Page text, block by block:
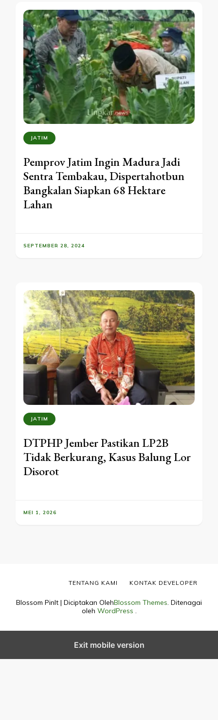
JATIM
Pemprov Jatim Ingin Madura Jadi
Sentra Tembakau, Dispertahotbun
Bangkalan Siapkan 68 Hektare
Lahan
SEPTEMBER 28, 2024
JATIM
DTPHP Jember Pastikan LP2B
Tidak Berkurang, Kasus Balung Lor
Disorot
MEI 1, 2026
Blossom PinIt | Diciptakan OlehBlossom Themes. Ditenagai
oleh WordPress .
TENTANG KAMI KONTAK DEVELOPER
Exit mobile version